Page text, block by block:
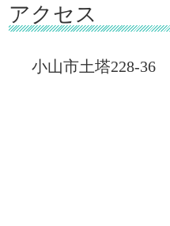
アクセス
小山市土塔228-